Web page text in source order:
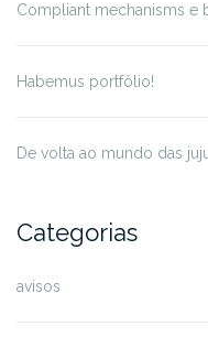
Compliant mechanisms e
Habemus portfólio!
De volta ao mundo das
Categorias
avisos